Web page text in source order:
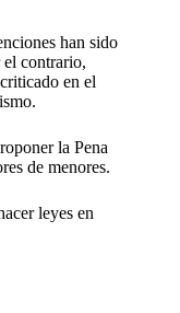
han sido
el contrario,
en el
la Pena
de menores.
leyes en